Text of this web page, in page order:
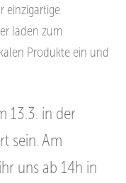
einzigartige
laden zum
Produkte ein und
13.3. in der
sein. Am
uns ab 14h in